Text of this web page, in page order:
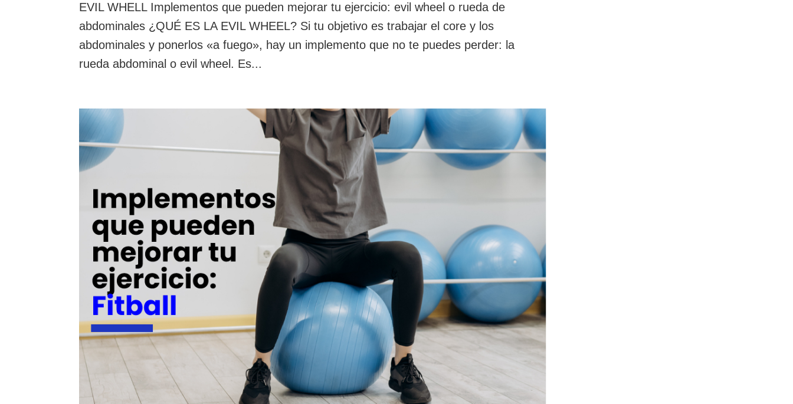
EVIL WHELL Implementos que pueden mejorar tu ejercicio: evil wheel o rueda de
abdominales ¿QUÉ ES LA EVIL WHEEL? Si tu objetivo es trabajar el core y los
abdominales y ponerlos «a fuego», hay un implemento que no te puedes perder: la
rueda abdominal o evil wheel. Es...